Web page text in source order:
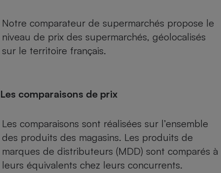
Notre comparateur de supermarchés propose le
niveau de prix des supermarchés, géolocalisés
sur le territoire français.
Les comparaisons de prix
Les comparaisons sont réalisées sur l’ensemble
des produits des magasins. Les produits de
marques de distributeurs (MDD) sont comparés à
leurs équivalents chez leurs concurrents.